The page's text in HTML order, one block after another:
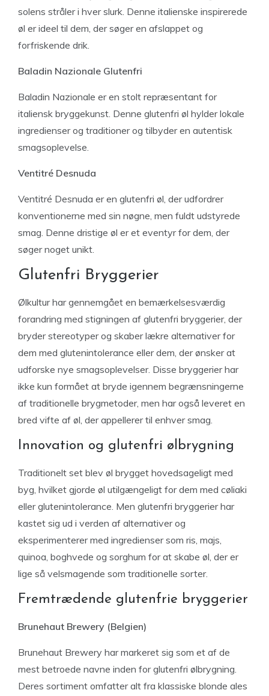
solens stråler i hver slurk. Denne italienske inspirerede
øl er ideel til dem, der søger en afslappet og
forfriskende drik.
Baladin Nazionale Glutenfri
Baladin Nazionale er en stolt repræsentant for
italiensk bryggekunst. Denne glutenfri øl hylder lokale
ingredienser og traditioner og tilbyder en autentisk
smagsoplevelse.
Ventitré Desnuda
Ventitré Desnuda er en glutenfri øl, der udfordrer
konventionerne med sin nøgne, men fuldt udstyrede
smag. Denne dristige øl er et eventyr for dem, der
søger noget unikt.
Glutenfri Bryggerier
Ølkultur har gennemgået en bemærkelsesværdig
forandring med stigningen af glutenfri bryggerier, der
bryder stereotyper og skaber lækre alternativer for
dem med glutenintolerance eller dem, der ønsker at
udforske nye smagsoplevelser. Disse bryggerier har
ikke kun formået at bryde igennem begrænsningerne
af traditionelle brygmetoder, men har også leveret en
bred vifte af øl, der appellerer til enhver smag.
Innovation og glutenfri ølbrygning
Traditionelt set blev øl brygget hovedsageligt med
byg, hvilket gjorde øl utilgængeligt for dem med cøliaki
eller glutenintolerance. Men glutenfri bryggerier har
kastet sig ud i verden af alternativer og
eksperimenterer med ingredienser som ris, majs,
quinoa, boghvede og sorghum for at skabe øl, der er
lige så velsmagende som traditionelle sorter.
Fremtrædende glutenfrie bryggerier
Brunehaut Brewery (Belgien)
Brunehaut Brewery har markeret sig som et af de
mest betroede navne inden for glutenfri ølbrygning.
Deres sortiment omfatter alt fra klassiske blonde ales